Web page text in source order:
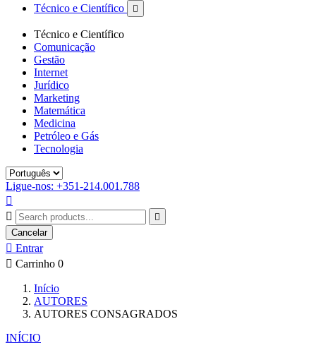
Técnico e Científico

Técnico e Científico
Comunicação
Gestão
Internet
Jurídico
Marketing
Matemática
Medicina
Petróleo e Gás
Tecnologia
Ligue-nos: +351-214.001.788



Cancelar
 Entrar
 Carrinho 0
Início
AUTORES
AUTORES CONSAGRADOS
INÍCIO